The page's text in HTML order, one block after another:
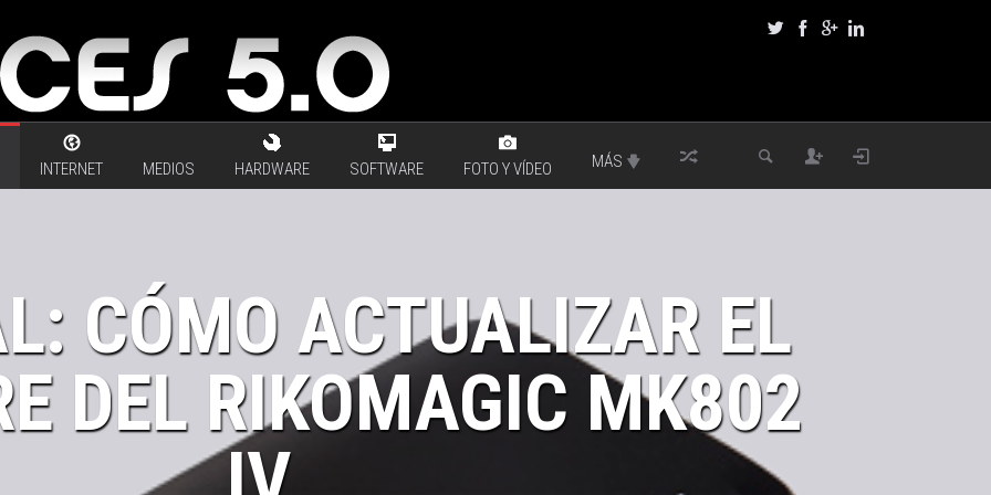
INTERNET MEDIOS HARDWARE SOFTWARE FOTO Y VÍDEO MÁS
CÓMO ACTUALIZAR EL
DEL RIKOMAGIC MK802